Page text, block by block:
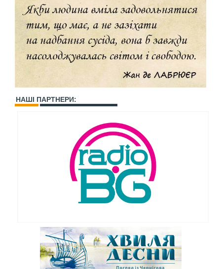
НАШІ ПАРТНЕРИ: